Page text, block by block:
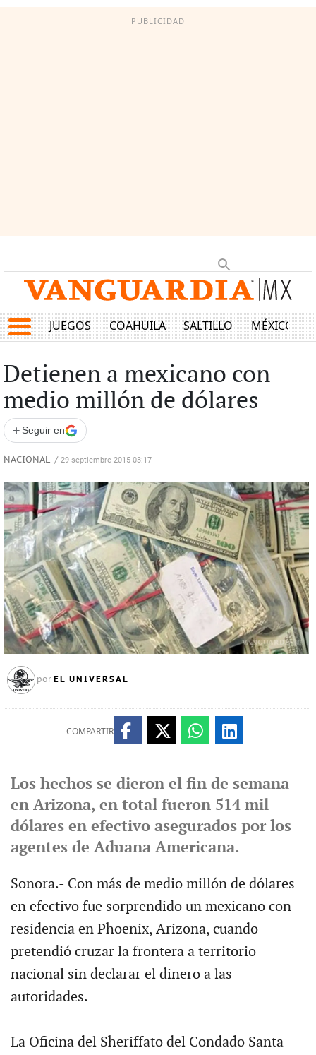
PUBLICIDAD
JUEGOS COAHUILA SALTILLO MÉXICO
Detienen a mexicano con
medio millón de dólares
+ Seguir en
NACIONAL / 29 septiembre 2015 03:17
por EL UNIVERSAL
COMPARTIR
Los hechos se dieron el fin de semana
en Arizona, en total fueron 514 mil
dólares en efectivo asegurados por los
agentes de Aduana Americana.
Sonora.- Con más de medio millón de dólares
en efectivo fue sorprendido un mexicano con
residencia en Phoenix, Arizona, cuando
pretendió cruzar la frontera a territorio
nacional sin declarar el dinero a las
autoridades.
La Oficina del Sheriffato del Condado Santa